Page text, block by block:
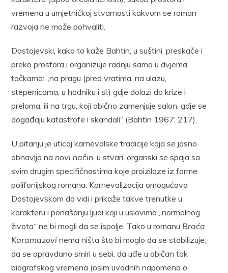
vremena u umjetničkoj stvarnosti kakvom se roman
razvoja ne može pohvaliti.
Dostojevski, kako to kaže Bahtin, u suštini, preskače i
preko prostora i organizuje radnju samo u dvjema
tačkama: „na pragu (pred vratima, na ulazu,
stepenicama, u hodniku i sl.) gdje dolazi do krize i
preloma, ili na trgu, koji obično zamenjuje salon, gdje se
događaju katastrofe i skandali“ (Bahtin 1967: 217).
U pitanju je uticaj karnevalske tradicije koja se jasno
obnavlja na novi način , u stvari, organski se spaja sa
svim drugim specifičnostima koje proizilaze iz forme
polifonijskog romana. Karnevalizacija omogućava
Dostojevskom da vidi i prikaže takve trenutke u
karakteru i ponašanju ljudi koji u uslovima „normalnog
života“ ne bi mogli da se ispolje. Tako u romanu Braća
Karamazovinema ništa što bi moglo da se stabilizuje,
da se opravdano smiri u sebi, da uđe u običan tok
biografskog vremena (osim uvodnih napomena o